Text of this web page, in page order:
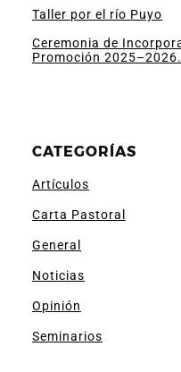
Taller por el río Puyo
Ceremonia de
Promoción 2025–2026.
CATEGORÍAS
Artículos
Carta Pastoral
General
Noticias
Opinión
Seminarios